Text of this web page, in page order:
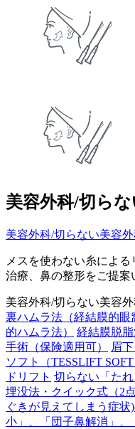
美容外科/切ら
美容外科/切らない美容
メスを使わない糸によ
治療、鼻の整形をご提案
美容外科/切らない美容
裏ハムラ法（経結膜的眼
的ハムラ法）
経結膜脱脂
手術（保険適用可）
眉
ソフト（TESSLIFT SOFT
ドリフト 切らない「た
埋没法・クイック式（2点
ぐきが見えてしまう症状
小」、「団子鼻解消」、